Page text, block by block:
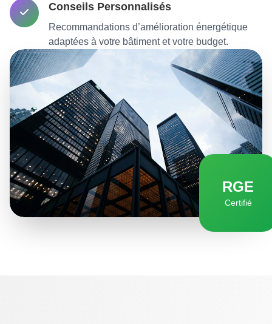
Conseils Personnalisés
Recommandations d’amélioration énergétique
adaptées à votre bâtiment et votre budget.
RGE
Certifié